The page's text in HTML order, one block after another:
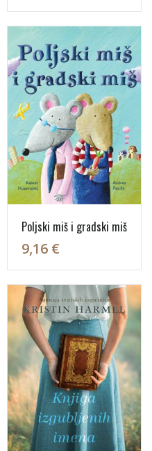
Poljski miš i gradski miš
9,16 €